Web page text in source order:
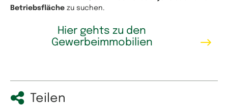
Betriebsfläche zu suchen.
Hier gehts zu den
Gewerbeimmobilien
Teilen